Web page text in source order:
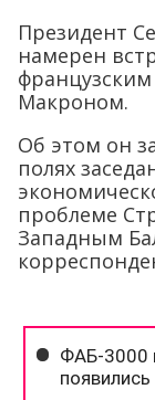
Президент
намерен
Макроном.
Об этом он
полях
проблеме
Западным